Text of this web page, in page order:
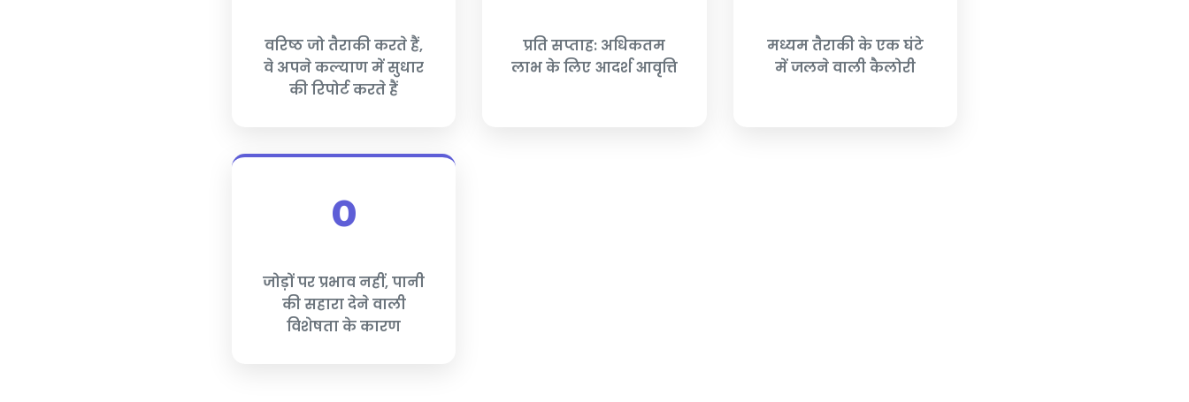
वरिष्ठ जो तैराकी करते हैं,
वे अपने कल्याण में सुधार
की रिपोर्ट करते हैं
प्रति सप्ताह: अधिकतम
लाभ के लिए आदर्श आवृत्ति
मध्यम तैराकी के एक घंटे
में जलने वाली कैलोरी
0
जोड़ों पर प्रभाव नहीं, पानी
की सहारा देने वाली
विशेषता के कारण